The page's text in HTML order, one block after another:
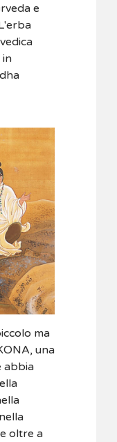
e
in
ma
una
abbia
oltre a